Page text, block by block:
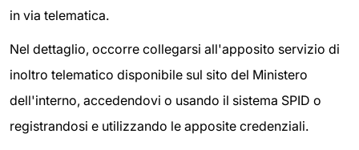
in via telematica.
Nel dettaglio, occorre collegarsi all'apposito servizio di
inoltro telematico disponibile sul sito del Ministero
dell'interno, accedendovi o usando il sistema SPID o
registrandosi e utilizzando le apposite credenziali.